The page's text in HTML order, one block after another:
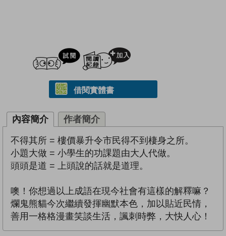
試閲
借閱實體書
內容簡介 作者簡介
不得其所 = 樓價暴升令市民得不到棲身之所。
小題大做 = 小學生的功課題由大人代做。
頭頭是道 = 上頭說的話就是道理。
噢！你想過以上成語在現今社會有這樣的解釋嘛？
爛鬼熊貓今次繼續發揮幽默本色，加以貼近民情，
善用一格格漫畫笑談生活，諷刺時弊，大快人心！